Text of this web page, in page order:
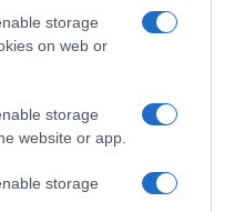
storage
on web or
storage
website or app.
storage
κατέστρεψε
στο νότιο τμήμα